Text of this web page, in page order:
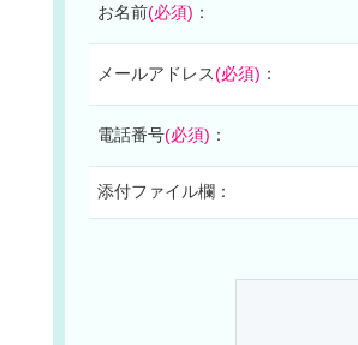
お名前(必須) ：
メールアドレス(必須) ：
電話番号(必須) ：
添付ファイル欄：